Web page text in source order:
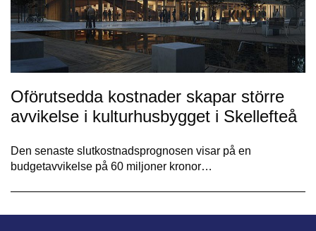
Oförutsedda kostnader skapar större
avvikelse i kulturhusbygget i Skellefteå
Den senaste slutkostnadsprognosen visar på en
budgetavvikelse på 60 miljoner kronor…